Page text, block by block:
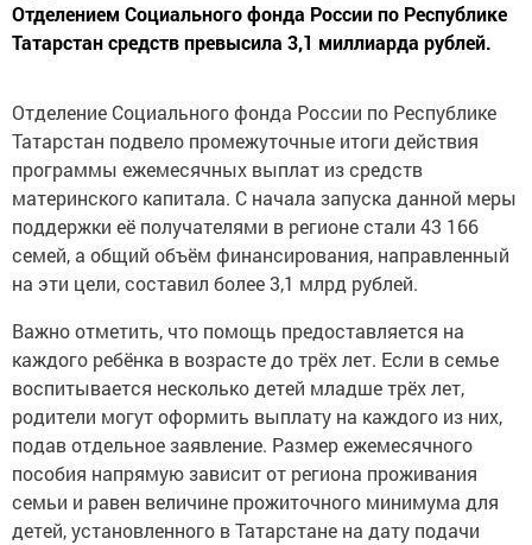
Отделением Социального фонда России по Республике
Татарстан средств превысила 3,1 миллиарда рублей.
Отделение Социального фонда России по Республике
Татарстан подвело промежуточные итоги действия
программы ежемесячных выплат из средств
материнского капитала. С начала запуска данной меры
поддержки её получателями в регионе стали 43 166
семей, а общий объём финансирования, направленный
на эти цели, составил более 3,1 млрд рублей.
Важно отметить, что помощь предоставляется на
каждого ребёнка в возрасте до трёх лет. Если в семье
воспитывается несколько детей младше трёх лет,
родители могут оформить выплату на каждого из них,
подав отдельное заявление. Размер ежемесячного
пособия напрямую зависит от региона проживания
семьи и равен величине прожиточного минимума для
детей, установленного в Татарстане на дату подачи